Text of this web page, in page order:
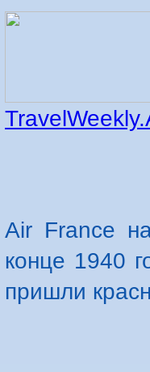
Air France
конце 1940
пришли